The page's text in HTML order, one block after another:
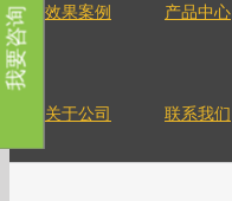
效果案例 产品中心
关于公司 联系我们
我要咨询